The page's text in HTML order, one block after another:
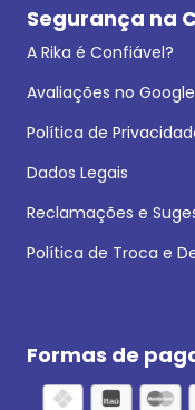
Segurança na
A Rika é Confiável?
Avaliações no Google
Política de
Dados Legais
Reclamações e
Política de Troca e
Formas de